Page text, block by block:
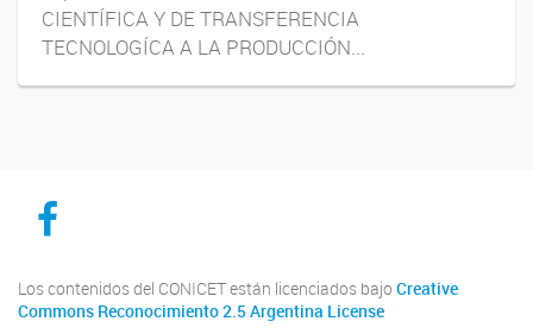
CIENTÍFICA Y DE TRANSFERENCIA
TECNOLOGÍCA A LA PRODUCCIÓN...
CICYTTP en Facebook
Los contenidos del CONICET están licenciados bajo Creative
Commons Reconocimiento 2.5 Argentina License